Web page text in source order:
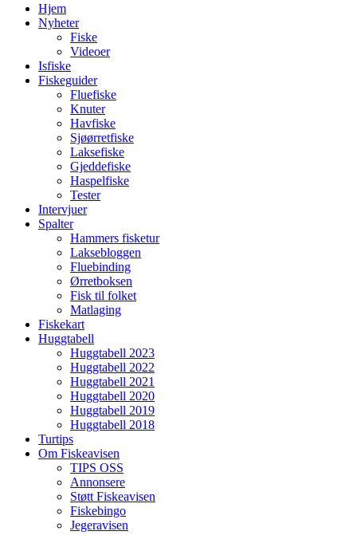
Hjem
Nyheter
Fiske
Videoer
Isfiske
Fiskeguider
Fluefiske
Knuter
Havfiske
Sjøørretfiske
Laksefiske
Gjeddefiske
Haspelfiske
Tester
Intervjuer
Spalter
Hammers fisketur
Laksebloggen
Fluebinding
Ørretboksen
Fisk til folket
Matlaging
Fiskekart
Huggtabell
Huggtabell 2023
Huggtabell 2022
Huggtabell 2021
Huggtabell 2020
Huggtabell 2019
Huggtabell 2018
Turtips
Om Fiskeavisen
TIPS OSS
Annonsere
Støtt Fiskeavisen
Fiskebingo
Jegeravisen